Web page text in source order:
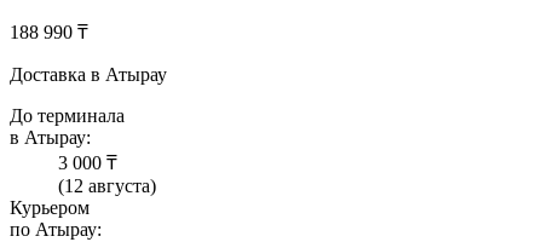
188 990 ₸
Доставка в Атырау
До терминала
в Атырау:
3 000 ₸
(12 августа)
Курьером
по Атырау: